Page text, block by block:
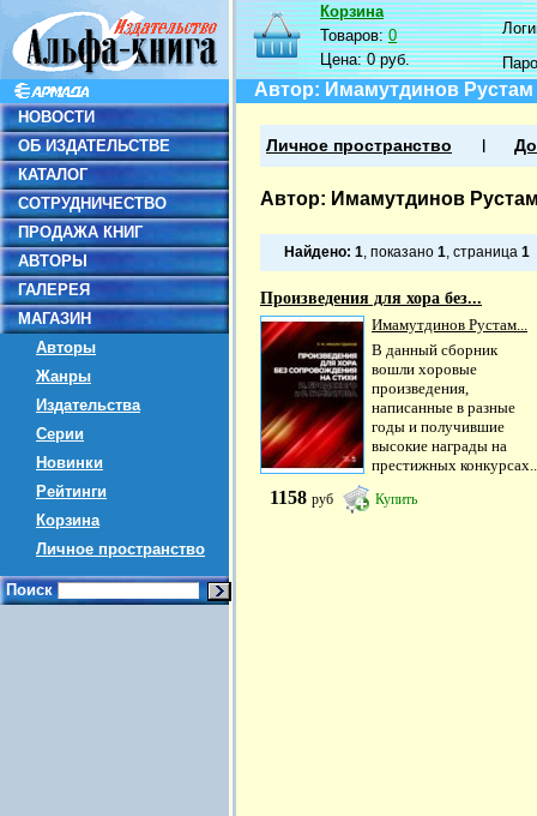
НОВОСТИ
ОБ ИЗДАТЕЛЬСТВЕ
КАТАЛОГ
СОТРУДНИЧЕСТВО
ПРОДАЖА КНИГ
АВТОРЫ
ГАЛЕРЕЯ
МАГАЗИН
Авторы
Жанры
Издательства
Серии
Новинки
Рейтинги
Корзина
Личное пространство
Поиск
Корзина
Товаров:0
Цена:0 руб.
Автор: Имамутдинов
Личное пространство
Автор: Имамутдинов
Найдено: 1, показано 1, страница 1
Произведения для хора без...
Имамутдинов Рустам...
В данный сборник
вошли хоровые
произведения,
написанные в разные
годы и получившие
высокие награды на
престижных
1158 руб Купить